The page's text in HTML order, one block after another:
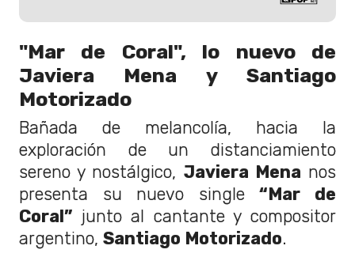
"Mar de Coral", lo nuevo de
Javiera Mena y Santiago
Motorizado
Bañada de melancolía, hacia la
exploración de un distanciamiento
sereno y nostálgico, Javiera Mena nos
presenta su nuevo single“Mar de
Coral” junto al cantante y compositor
argentino, Santiago Motorizado.